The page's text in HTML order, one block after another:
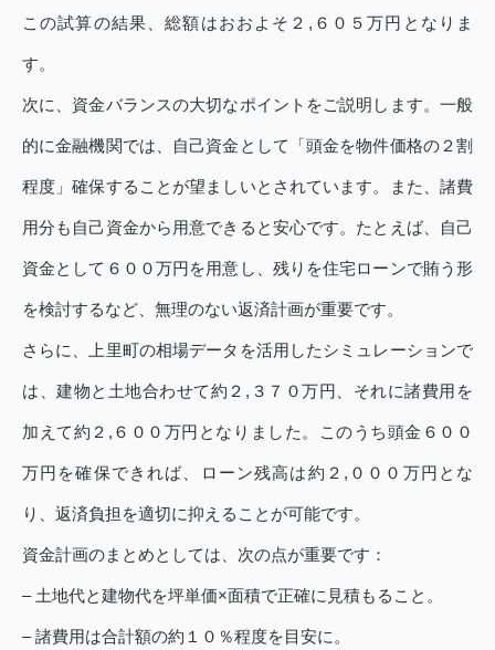
この試算の結果、総額はおおよそ２,６０５万円となりま
す。
次に、資金バランスの大切なポイントをご説明します。一般
的に金融機関では、自己資金として「頭金を物件価格の２割
程度」確保することが望ましいとされています。また、諸費
用分も自己資金から用意できると安心です。たとえば、自己
資金として６００万円を用意し、残りを住宅ローンで賄う形
を検討するなど、無理のない返済計画が重要です。
さらに、上里町の相場データを活用したシミュレーションで
は、建物と土地合わせて約２,３７０万円、それに諸費用を
加えて約２,６００万円となりました。このうち頭金６００
万円を確保できれば、ローン残高は約２,０００万円とな
り、返済負担を適切に抑えることが可能です。
資金計画のまとめとしては、次の点が重要です：
– 土地代と建物代を坪単価×面積で正確に見積もること。
– 諸費用は合計額の約１０％程度を目安に。